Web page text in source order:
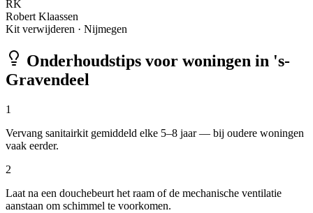
RK
Robert Klaassen
Kit verwijderen · Nijmegen
Onderhoudstips voor woningen in 's-
Gravendeel
1
Vervang sanitairkit gemiddeld elke 5–8 jaar — bij oudere woningen
vaak eerder.
2
Laat na een douchebeurt het raam of de mechanische ventilatie
aanstaan om schimmel te voorkomen.